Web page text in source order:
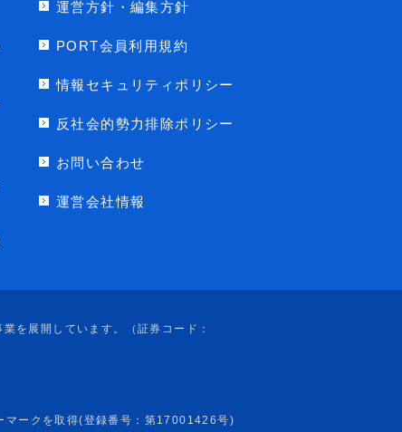
運営方針・編集方針
PORT会員利用規約
情報セキュリティポリシー
反社会的勢力排除ポリシー
お問い合わせ
運営会社情報